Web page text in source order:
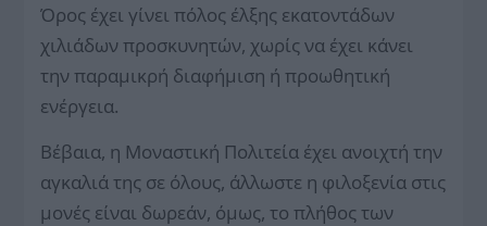
Όρος έχει γίνει πόλος έλξης εκατοντάδων
χιλιάδων προσκυνητών, χωρίς να έχει κάνει
την παραμικρή διαφήμιση ή προωθητική
ενέργεια.
Βέβαια, η Μοναστική Πολιτεία έχει ανοιχτή την
αγκαλιά της σε όλους, άλλωστε η φιλοξενία στις
μονές είναι δωρεάν, όμως, το πλήθος των